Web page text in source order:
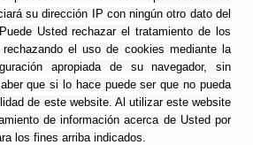
su dirección IP con ningún otro dato del
Usted rechazar el tratamiento de los
el uso de cookies mediante la
apropiada de su navegador, sin
que si lo hace puede ser que no pueda
de este website. Al utilizar este website
de información acerca de Usted por
los fines arriba indicados.